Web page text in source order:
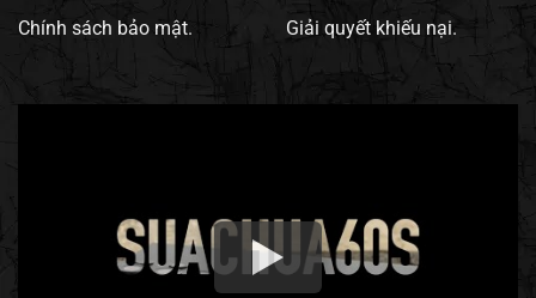
Chính sách bảo mật. Giải quyết khiếu nại.